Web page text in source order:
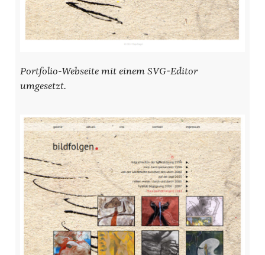
Portfolio-Webseite mit einem SVG-Editor
umgesetzt.